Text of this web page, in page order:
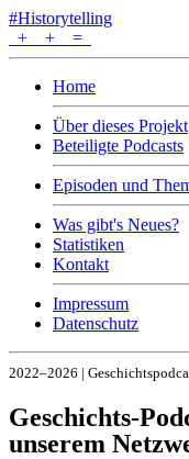
#Historytelling
+
+ =
Home
Über dieses Projekt
Beteiligte Podcasts
Episoden und
Was gibt's Neues?
Statistiken
Kontakt
Impressum
Datenschutz
2022–2026 |
Geschichts-
unserem